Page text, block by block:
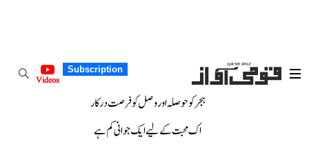
Subscription
Videos
ہجر کو حوصلہ اور وصل کو فرصت درکار
اک محبت کے لیے ایک جوانی کم ہے